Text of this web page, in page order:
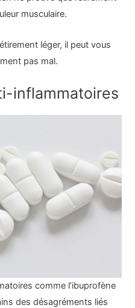
musculaire.
léger, il peut vous
pas mal.
inflammatoires
comme l’ibuprofène
des désagréments liés